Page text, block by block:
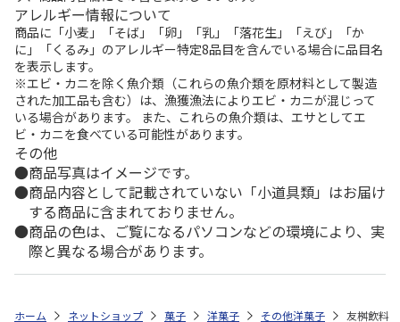
アレルギー情報について
商品に「小麦」「そば」「卵」「乳」「落花生」「えび」「か
に」「くるみ」のアレルギー特定8品目を含んでいる場合に品目名
を表示します。
※エビ・カニを除く魚介類（これらの魚介類を原材料として製造
された加工品も含む）は、漁獲漁法によりエビ・カニが混じって
いる場合があります。 また、これらの魚介類は、エサとしてエ
ビ・カニを食べている可能性があります。
その他
商品写真はイメージです。
商品内容として記載されていない「小道具類」はお届け
する商品に含まれておりません。
商品の色は、ご覧になるパソコンなどの環境により、実
際と異なる場合があります。
ホーム ネットショップ 菓子 洋菓子 その他洋菓子 友桝飲料